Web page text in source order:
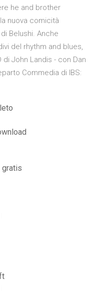
he and brother
nuova comicità
Belushi. Anche
del rhythm and blues,
di John Landis - con Dan
Commedia di IBS:
gratis